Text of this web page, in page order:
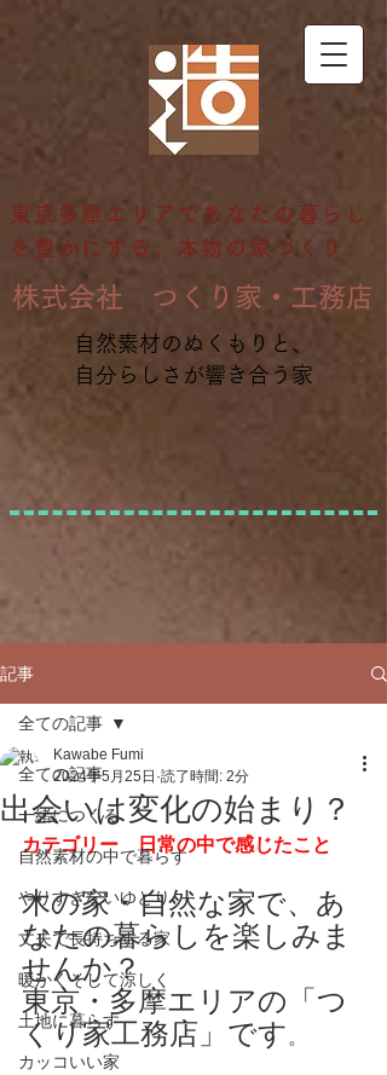
東京多摩エリアであなたの暮らし
を豊かにする、本物の家づくり
自然素材のぬくもりと、
自分らしさが響き合う家
​株式会社 つくり家・工務店
記事
全ての記事
一緒につくる
自然素材の中で暮らす
やりすぎないゆとり
丈夫で長持ちする家
暖かくそして涼しく
土地に暮らす
カッコいい家
全ての記事
出会いは変化の始まり？
Kawabe Fumi
2024年5月25日 読了時間: 2分
カテゴリー　日常の中で感じたこと
木の家・自然な家で、あ
なたの暮らしを楽しみま
せんか？
東京・多摩エリアの「つ
くり家工務店」です 。